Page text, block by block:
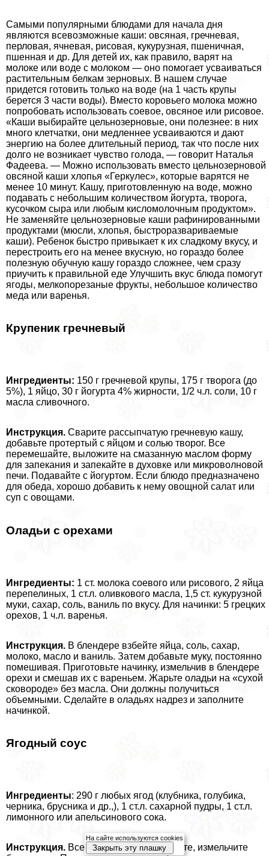
Самыми популярными блюдами для начала дня
являются всевозможные каши: овсяная, гречневая,
перловая, ячневая, рисовая, кукурузная, пшеничная,
пшенная и др. Для детей их, как правило, варят на
молоке или воде с молоком — оно помогает усваиваться
растительным белкам зерновых. В нашем случае
придется готовить только на воде (на 1 часть крупы
берется 3 части воды). Вместо коровьего молока можно
попробовать использовать соевое, овсяное или рисовое.
«Каши выбирайте цельнозерновые, они полезнее: в них
много клетчатки, они медленнее усваиваются и дают
энергию на более длительный период, так что после них
долго не возникает чувство голода, — говорит Наталья
Фадеева. — Можно использовать вместо цельнозерновой
овсяной каши хлопья «Геркулес», которые варятся не
менее 10 минут. Кашу, приготовленную на воде, можно
подавать с небольшим количеством йогурта, творога,
кусочком сыра или любым кисломолочным продуктом».
Не заменяйте цельнозерновые каши рафинированными
продуктами (мюсли, хлопья, быстроразвариваемые
каши). Ребенок быстро привыкает к их сладкому вкусу, и
перестроить его на менее вкусную, но гораздо более
полезную обучную кашу гораздо сложнее, чем сразу
приучить к правильной еде Улучшить вкус блюда помогут
ягоды, мелкопорезаные фрукты, небольшое количество
меда или варенья.
Крупеник гречневый
Ингредиенты: 150 г гречневой крупы, 175 г творога (до
5%), 1 яйцо, 30 г йогурта 4% жирности, 1/2 ч.л. соли, 10 г
масла сливочного.
Инструкция. Сварите рассыпчатую гречневую кашу,
добавьте протертый с яйцом и солью творог. Все
перемешайте, выложите на смазанную маслом форму
для запекания и запекайте в духовке или микроволновой
печи. Подавайте с йогуртом. Если блюдо предназначено
для обеда, хорошо добавить к нему овощной салат или
суп с овощами.
Оладьи с орехами
Ингредиенты: 1 ст. молока соевого или рисового, 2 яйца
перепелиных, 1 ст.л. оливкового масла, 1,5 ст. кукурузной
муки, сахар, соль, ваниль по вкусу. Для начинки: 5 грецких
орехов, 1 ч.л. варенья.
Инструкция. В блендере взбейте яйца, соль, сахар,
молоко, масло и ваниль. Затем добавьте муку, постоянно
помешивая. Приготовьте начинку, измельчив в блендере
орехи и смешав их с вареньем. Жарьте оладьи на «сухой
сковороде» без масла. Они должны получиться
объемными. Сделайте в оладьях надрез и заполните
начинкой.
Ягодный соус
Ингредиенты: 290 г любых ягод (клубника, гoлyбика,
черника, брусника и др.,), 1 ст.л. сахарной пудры, 1 ст.л.
лимонного или апельсинового сока.
Инструкция. Все ингредиенты смешайте, измельчите
На сайте используются cookies
Закрыть эту плашку